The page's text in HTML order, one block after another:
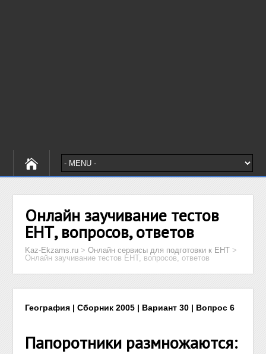
Онлайн заучивание тестов
ЕНТ, вопросов, ответов
Kaz-Ekzams.ru >Онлайн сервисы для подготовки к ЕНТ >
Онлайн заучивание тестов ЕНТ, вопросов, ответов
География | Сборник 2005 | Вариант 30 | Вопрос 6
Папоротники размножаются: